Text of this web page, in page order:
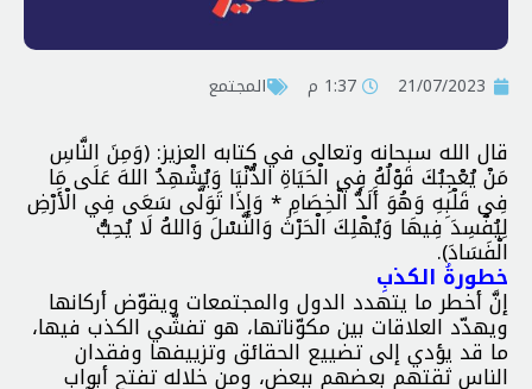
21/07/2023 1:37 م المجتمع
قال الله سبحانه وتعالى في كتابه العزيز: (وَمِنَ النَّاسِ
مَنْ يُعْجِبُكَ قَوْلُهُ فِي الْحَيَاةِ الدُّنْيَا وَيُشْهِدُ اللهَ عَلَى مَا
فِي قَلْبِهِ وَهُوَ أَلَدُّ الْخِصَامِ * وَإِذَا تَوَلَّى سَعَى فِي الْأَرْضِ
لِيُفْسِدَ فِيهَا وَيُهْلِكَ الْحَرْثَ وَالنَّسْلَ وَاللهُ لَا يُحِبُّ
الْفَسَادَ).
خطورةُ الكذبِ
إنَّ أخطر ما يتهدد الدول والمجتمعات ويقوّض أركانها
ويهدّد العلاقات بين مكوّناتها، هو تفشّي الكذب فيها،
ما قد يؤدي إلى تضييع الحقائق وتزييفها وفقدان
الناس ثقتهم بعضهم ببعض، ومن خلاله تفتح أبواب